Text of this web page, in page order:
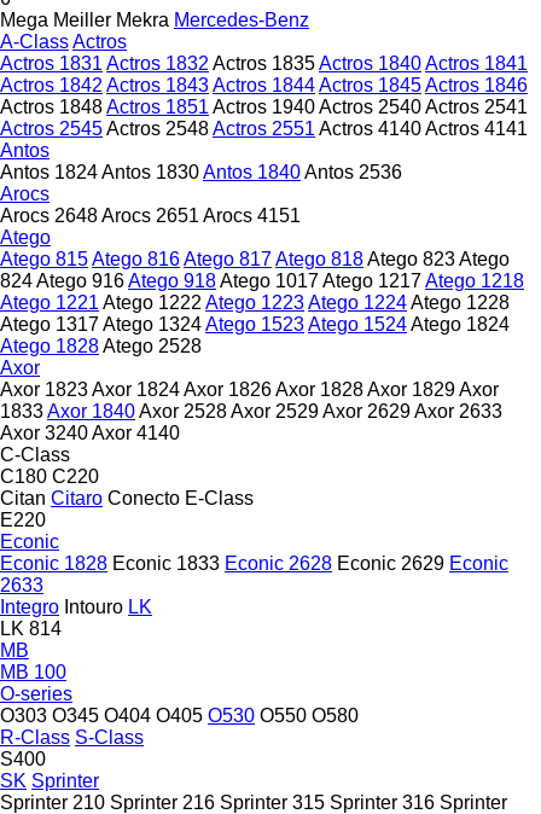
Mega Meiller Mekra Mercedes-Benz
A-ClassActros
Actros 1831 Actros 1832 Actros 1835Actros 1840Actros 1841
Actros 1842 Actros 1843Actros 1844Actros 1845Actros 1846
Actros 1848Actros 1851 Actros 1940Actros 2540Actros 2541
Actros 2545Actros 2548Actros 2551 Actros 4140Actros 4141
Antos
Antos 1824Antos 1830Antos 1840Antos 2536
Arocs
Arocs 2648Arocs 2651 Arocs 4151
Atego
Atego 815Atego 816Atego 817Atego 818Atego 823Atego
824Atego 916Atego 918Atego 1017Atego 1217Atego 1218
Atego 1221 Atego 1222 Atego 1223Atego 1224Atego 1228
Atego 1317Atego 1324Atego 1523Atego 1524Atego 1824
Atego 1828Atego 2528
Axor
Axor 1823Axor 1824Axor 1826Axor 1828Axor 1829Axor
1833Axor 1840Axor 2528Axor 2529Axor 2629Axor 2633
Axor 3240Axor 4140
C-Class
C180 C220
Citan Citaro Conecto E-Class
E220
Econic
Econic 1828 Econic 1833 Econic 2628 Econic 2629 Econic
2633
Integro Intouro LK
LK 814
MB
MB 100
O-series
O303 O345 O404 O405 O530 O550 O580
R-Class S-Class
S400
SK Sprinter
Sprinter 210 Sprinter 216 Sprinter 315 Sprinter 316 Sprinter